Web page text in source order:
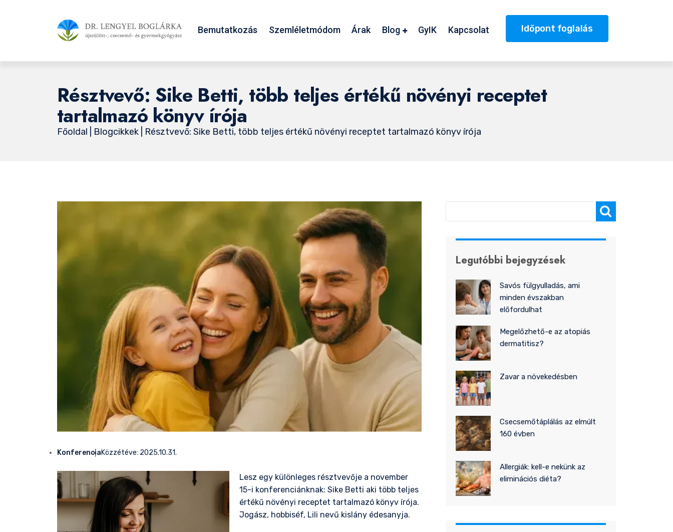
Bemutatkozás Szemléletmódom Árak Blog GyIK Kapcsolat Időpont foglalás
Résztvevő: Sike Betti, több teljes értékű növényi receptet
tartalmazó könyv írója
Főoldal Blogcikkek | Résztvevő: Sike Betti, több teljes értékű növényi receptet tartalmazó könyv írója
KonferenciaKözzétéve: 2025.10.31.
Lesz egy különleges résztvevője a november
15-i konferenciánknak: Sike Betti aki több teljes
értékű növényi receptet tartalmazó könyv írója.
Jogász, hobbiséf, Lili nevű kislány édesanyja.
Legutóbbi bejegyzések
Savós fülgyulladás, ami
minden évszakban
előfordulhat
Megelőzhető-e az atopiás
dermatitisz?
Zavar a növekedésben
Csecsemőtáplálás az elmúlt
160 évben
Allergiák: kell-e nekünk az
eliminációs diéta?